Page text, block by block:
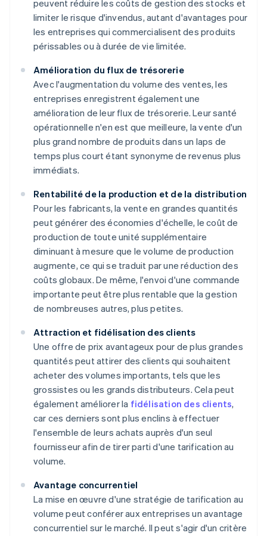
peuvent réduire les coûts de gestion des stocks et
limiter le risque d'invendus, autant d'avantages pour
les entreprises qui commercialisent des produits
périssables ou à durée de vie limitée.
Amélioration du flux de trésorerie
Avec l'augmentation du volume des ventes, les
entreprises enregistrent également une
amélioration de leur flux de trésorerie. Leur santé
opérationnelle n'en est que meilleure, la vente d'un
plus grand nombre de produits dans un laps de
temps plus court étant synonyme de revenus plus
immédiats.
Rentabilité de la production et de la distribution
Pour les fabricants, la vente en grandes quantités
peut générer des économies d'échelle, le coût de
production de toute unité supplémentaire
diminuant à mesure que le volume de production
augmente, ce qui se traduit par une réduction des
coûts globaux. De même, l'envoi d'une commande
importante peut être plus rentable que la gestion
de nombreuses autres, plus petites.
Attraction et fidélisation des clients
Une offre de prix avantageux pour de plus grandes
quantités peut attirer des clients qui souhaitent
acheter des volumes importants, tels que les
grossistes ou les grands distributeurs. Cela peut
également améliorer la fidélisation des clients,
car ces derniers sont plus enclins à effectuer
l'ensemble de leurs achats auprès d'un seul
fournisseur afin de tirer parti d'une tarification au
volume.
Avantage concurrentiel
La mise en œuvre d'une stratégie de tarification au
volume peut conférer aux entreprises un avantage
concurrentiel sur le marché. Il peut s'agir d'un critère